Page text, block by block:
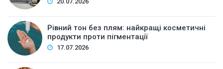
Рівний тон без плям: найкращі косметичні
продукти проти пігментації
17.07.2026